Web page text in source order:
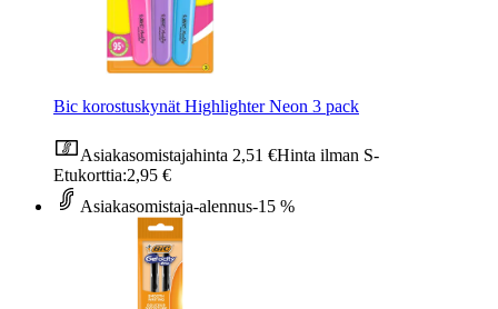
Bic korostuskynät Highlighter Neon 3 pack
Asiakasomistajahinta 2,51 €Hinta ilman S-
Etukorttia:2,95 €
Asiakasomistaja-alennus-15 %